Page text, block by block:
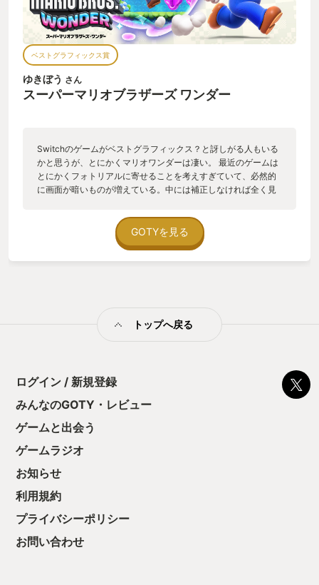
ベストグラフィックス賞
ゆきぼう さん
スーパーマリオブラザーズ ワンダー
Switchのゲームがベストグラフィックス？と訝しがる人もいる
かと思うが、とにかくマリオワンダーは凄い。 最近のゲームは
とにかくフォトリアルに寄せることを考えすぎていて、必然的
に画面が暗いものが増えている。中には補正しなければ全く見
リオ2D作品最新作として登場したマリオワンダーは、グラフィ
ックス面でも大幅な変更を行なった。 具体的には、今までより
よりカートゥーン的なアニメーションで、アクションのコマ数
うが、本当の美しさはセンスから生まれる。写実的であればい
かすのと同じように、単なる実写取り込みや、リアルであるこ
いて楽しいお祭りのようなマリオワンダーのグラフィックスの
方が、心に響くのである。
GOTYを見る
トップへ戻る
ログイン / 新規登録
みんなのGOTY・レビュー
ゲームと出会う
ゲームラジオ
お知らせ
利用規約
プライバシーポリシー
お問い合わせ